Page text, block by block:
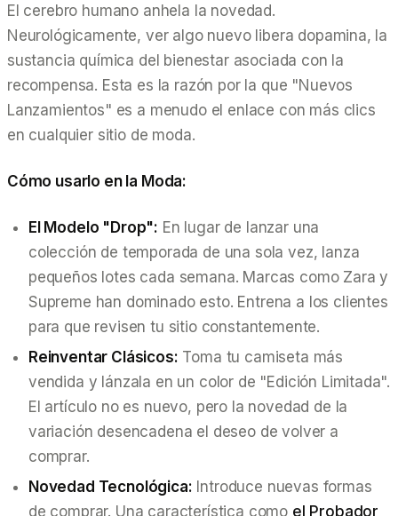
El cerebro humano anhela la novedad.
Neurológicamente, ver algo nuevo libera dopamina, la
sustancia química del bienestar asociada con la
recompensa. Esta es la razón por la que "Nuevos
Lanzamientos" es a menudo el enlace con más clics
en cualquier sitio de moda.
Cómo usarlo en la Moda:
El Modelo "Drop": En lugar de lanzar una
colección de temporada de una sola vez, lanza
pequeños lotes cada semana. Marcas como Zara y
Supreme han dominado esto. Entrena a los clientes
para que revisen tu sitio constantemente.
Reinventar Clásicos: Toma tu camiseta más
vendida y lánzala en un color de "Edición Limitada".
El artículo no es nuevo, pero la novedad de la
variación desencadena el deseo de volver a
comprar.
Novedad Tecnológica: Introduce nuevas formas
de comprar. Una característica como el Probador